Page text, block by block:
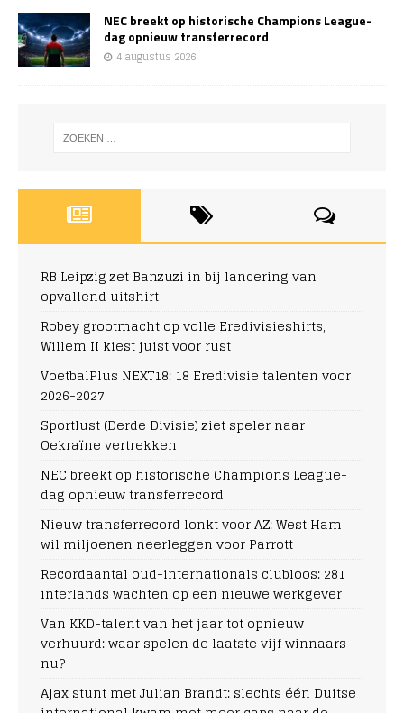
NEC breekt op historische Champions League-
dag opnieuw transferrecord
4 augustus 2026
RB Leipzig zet Banzuzi in bij lancering van
opvallend uitshirt
Robey grootmacht op volle Eredivisieshirts,
Willem II kiest juist voor rust
VoetbalPlus NEXT18: 18 Eredivisie talenten voor
2026-2027
Sportlust (Derde Divisie) ziet speler naar
Oekraïne vertrekken
NEC breekt op historische Champions League-
dag opnieuw transferrecord
Nieuw transferrecord lonkt voor AZ: West Ham
wil miljoenen neerleggen voor Parrott
Recordaantal oud-internationals clubloos: 281
interlands wachten op een nieuwe werkgever
Van KKD-talent van het jaar tot opnieuw
verhuurd: waar spelen de laatste vijf winnaars
nu?
Ajax stunt met Julian Brandt: slechts één Duitse